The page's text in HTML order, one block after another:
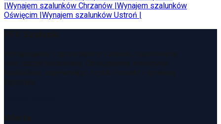
Wynajem szalunków Chrzanów Wynajem szalunków
Oświęcim Wynajem szalunków Ustroń